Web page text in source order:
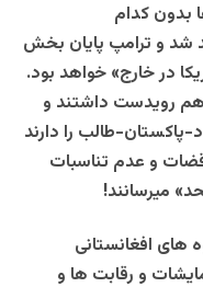
بدون کدام
شد و ترامپ پایان بخش
در خارج» خواهد بود.
هم رویدست داشتند و
پاکستان-طالب را دارند
و عدم تناسبات
میرسانند!
های افغانستانی
و رقابت ها و